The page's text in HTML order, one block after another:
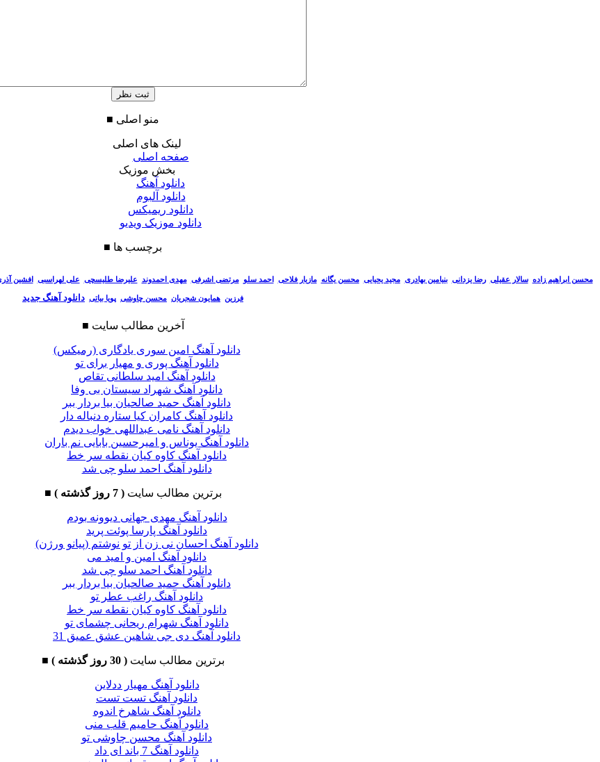
■ منو اصلی
لینک های اصلی
صفحه اصلی
بخش موزیک
دانلود آهنگ
دانلود آلبوم
دانلود ریمیکس
دانلود موزیک ویدیو
■ برچسب ها
محسن ابراهیم زاده سالار عقیلی رضا یزدانی بنیامین بهادری مجید یحیایی محسن یگانه مازیار فلاحی احمد سلو مرتضی اشرفی مهدی احمدوند علیرضا طلیسچی علی لهراسبی افشین
فرزین همایون شجریان محسن چاوشی پویا بیاتی دانلود آهنگ جدید
■ آخرین مطالب سایت
دانلود آهنگ امین سوری یادگاری (رمیکس)
دانلود آهنگ پوری و مهیار برای تو
دانلود آهنگ امید سلطانی تقاص
دانلود آهنگ شهراد سیستان بی وفا
دانلود آهنگ حمید صالحیان بیا بردار ببر
دانلود آهنگ کامران کیا ستاره دنباله دار
دانلود آهنگ نامی عبداللهی خواب دیدم
دانلود آهنگ یوناس و امیرحسین بابایی نم باران
دانلود آهنگ کاوه کیان نقطه سر خط
دانلود آهنگ احمد سلو چی شد
■ برترین مطالب سایت( 7 روز گذشته )
دانلود آهنگ مهدی جهانی دیوونه بودم
دانلود آهنگ پارسا پوئت پرید
دانلود آهنگ احسان نی زن از تو نوشتم (پیانو ورژن)
دانلود آهنگ امین و امید می
دانلود آهنگ احمد سلو چی شد
دانلود آهنگ حمید صالحیان بیا بردار ببر
دانلود آهنگ راغب عطر تو
دانلود آهنگ کاوه کیان نقطه سر خط
دانلود آهنگ شهرام ریحانی چشمای تو
دانلود آهنگ دی جی شاهین عشق عمیق 31
■ برترین مطالب سایت( 30 روز گذشته )
دانلود آهنگ مهیار ددلاین
دانلود آهنگ تست تست
دانلود آهنگ شاهرخ اندوه
دانلود آهنگ حامیم قلب منی
دانلود آهنگ محسن چاوشی تو
دانلود آهنگ 7 باند ای داد